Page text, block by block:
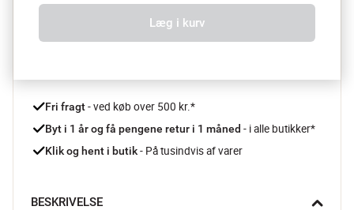
Læg i kurv
Fri fragt - ved køb over 500 kr.*
Byt i 1 år og få pengene retur i 1 måned - i alle butikker*
Klik og hent i butik - På tusindvis af varer
BESKRIVELSE